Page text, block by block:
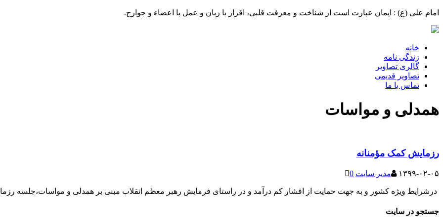
امام علی (ع) : ایمان عبارت است از شناخت و معرفت قلبی، اقرار با زبان و عمل با اعضاء و جوارح.
خانه
زندگی نامه
گالری تصاویر
تصاویر قدیمی
تماس با ما
همدلی و مواسات
رزمایش کمک مؤمنانه
۱۳۹۹-۰۲-۰۵ مدیر سایت 0
درشرایط ویژه کشور و به جهت حمایت از اقشار کم درآمد و در راستای فرمایش رهبر معظم انقلاب مبنی بر همدلی و مواسات،جلسه
جستجو در سایت